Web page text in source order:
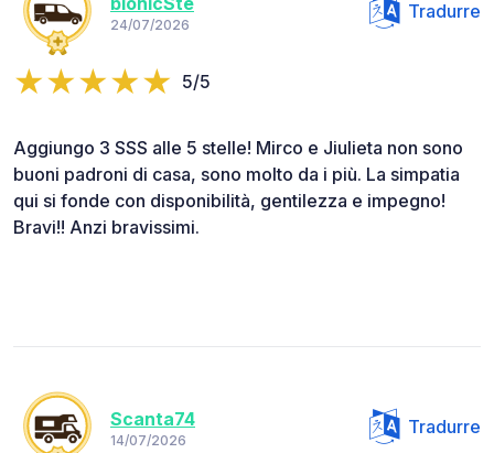
24/07/2026
Tradurre
5/5
Aggiungo 3 SSS alle 5 stelle! Mirco e Jiulieta non sono
buoni padroni di casa, sono molto da i più. La simpatia
qui si fonde con disponibilità, gentilezza e impegno!
Bravi!! Anzi bravissimi.
Scanta74
14/07/2026
Tradurre